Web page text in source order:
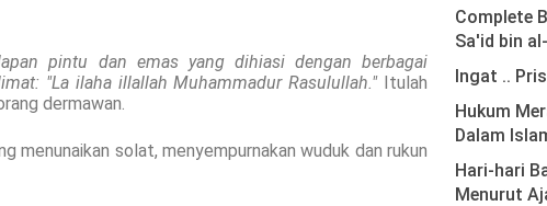
pintu dan emas yang dihiasi dengan berbagai
"La ilaha illallah Muhammadur Rasulullah."Itulah
dermawan.
menunaikan solat, menyempurnakan wuduk dan rukun
Complete
Sa'id bin
Ingat ..
Hukum
Dalam
Hari-hari
Menurut